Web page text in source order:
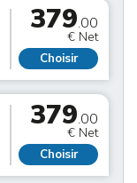
379.00
€ Net
Choisir
379.00
€ Net
Choisir